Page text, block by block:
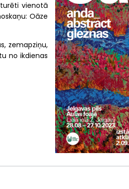
vienotā
Oāze
zemapziņu,
no ikdienas